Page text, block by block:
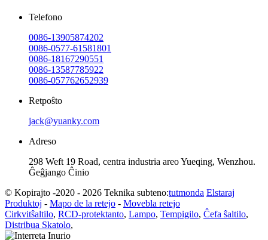
Telefono
0086-13905874202
0086-0577-61581801
0086-18167290551
0086-13587785922
0086-057762652939
Retpoŝto
jack@yuanky.com
Adreso
298 Weft 19 Road, centra industria areo Yueqing, Wenzhou.
Ĝeĝjango Ĉinio
© Kopirajto -2020 - 2026 Teknika subteno:tutmonda Elstaraj
Produktoj - Mapo de la retejo - Movebla retejo
Cirkvitŝaltilo, RCD-protektanto, Lampo, Tempigilo, Ĉefa ŝaltilo,
Distribua Skatolo,